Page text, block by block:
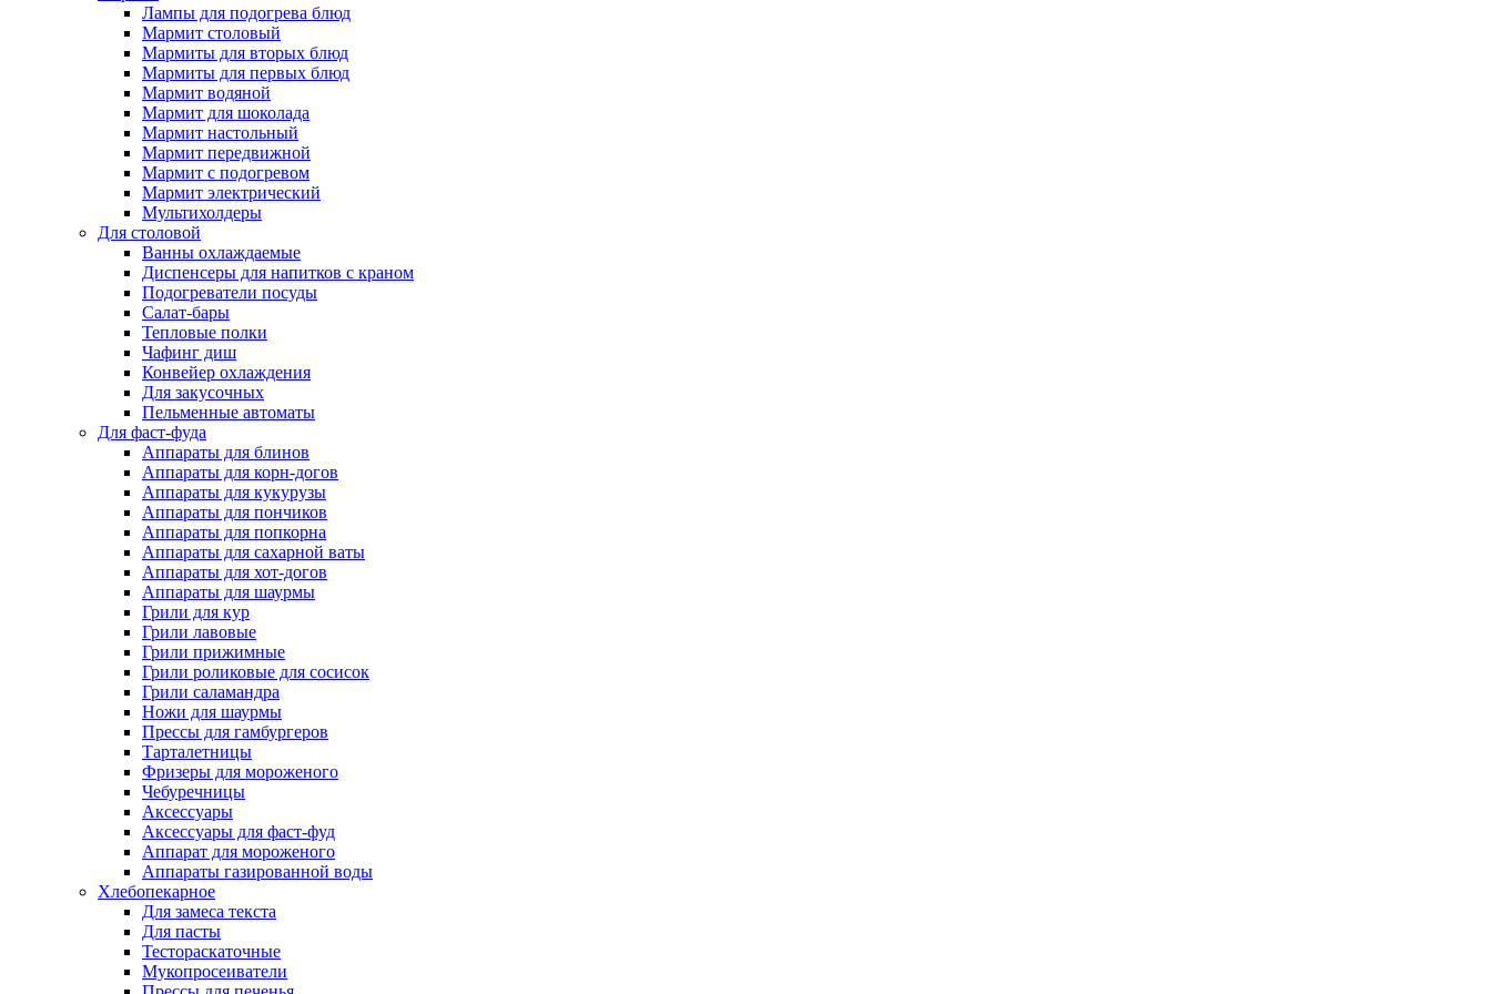
Лампы для подогрева блюд
Мармит столовый
Мармиты для вторых блюд
Мармиты для первых блюд
Мармит водяной
Мармит для шоколада
Мармит настольный
Мармит передвижной
Мармит с подогревом
Мармит электрический
Мультихолдеры
Для столовой
Ванны охлаждаемые
Диспенсеры для напитков с краном
Подогреватели посуды
Салат-бары
Тепловые полки
Чафинг диш
Конвейер охлаждения
Для закусочных
Пельменные автоматы
Для фаст-фуда
Аппараты для блинов
Аппараты для корн-догов
Аппараты для кукурузы
Аппараты для пончиков
Аппараты для попкорна
Аппараты для сахарной ваты
Аппараты для хот-догов
Аппараты для шаурмы
Грили для кур
Грили лавовые
Грили прижимные
Грили роликовые для сосисок
Грили саламандра
Ножи для шаурмы
Прессы для гамбургеров
Тарталетницы
Фризеры для мороженого
Чебуречницы
Аксессуары
Аксессуары для фаст-фуд
Аппарат для мороженого
Аппараты газированной воды
Хлебопекарное
Для замеса текста
Для пасты
Тестораскаточные
Мукопросеиватели